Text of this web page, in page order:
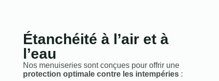
Étanchéité à l’air et à
l’eau
Nos menuiseries sont conçues pour offrir une
protection optimale contre les intempéries: